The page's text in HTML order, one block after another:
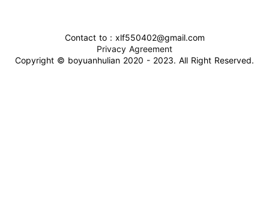
Contact to : xlf550402@gmail.com
Privacy Agreement
Copyright © boyuanhulian 2020 - 2023. All Right Reserved.